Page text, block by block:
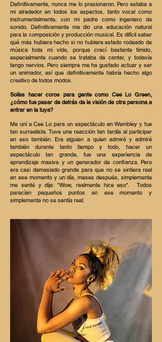
Definitivamente, nunca me lo presionaron. Pero estaba a
mi alrededor en todos los aspectos, tanto vocal como
instrumentalmente, con mi padre como ingeniero de
sonido. Definitivamente me dio una educación natural
para la composición y producción musical. Es difícil saber
qué más hubiera hecho si no hubiera estado rodeado de
música toda mi vida, porque crecí bastante tímido,
especialmente cuando se trataba de cantar, y todavía
tengo nervios. Pero siempre me ha gustado actuar y ser
un animador, así que definitivamente habría hecho algo
creativo de todos modos.
Solías hacer coros para gente como Cee Lo Green,
¿cómo fue pasar de detrás de la visión de otra persona a
entrar en la tuya?
Me uní a Cee Lo para un espectáculo en Wembley y fue
tan surrealista. Tuve una reacción tan tardía al participar
en eso también. Era alguien a quien admiré y admiré
también durante tanto tiempo y todo, hacer un
espectáculo tan grande, fue una experiencia de
aprendizaje masiva y un generador de confianza. Pero
era casi demasiado grande para que no se sintiera real
en ese momento y un día, meses después, simplemente
me senté y dije: "Wow, realmente hice eso".
Todos
parecían pequeños puntos en ese momento y
simplemente no se sentía real.